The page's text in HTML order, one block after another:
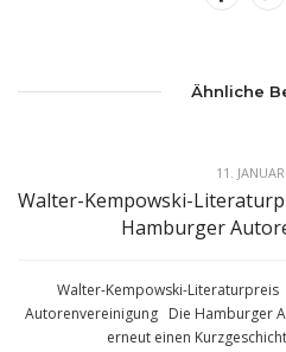
Ähnliche
11.
Walter-Kempowski-
Hamburger
Walter-Kempowski-
Autorenvereinigung Die Hamburger
erneut einen